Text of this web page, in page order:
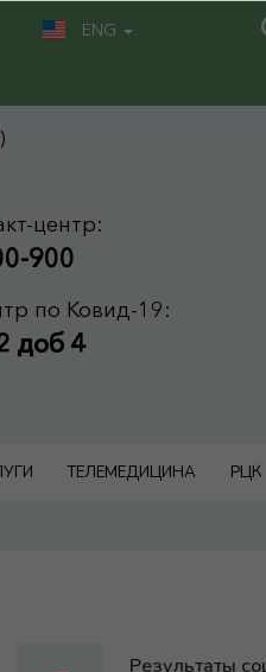
ENG
центр:
900
по Ковид-19:
доб 4
ТЕЛЕМЕДИЦИНА РЦК
Результаты